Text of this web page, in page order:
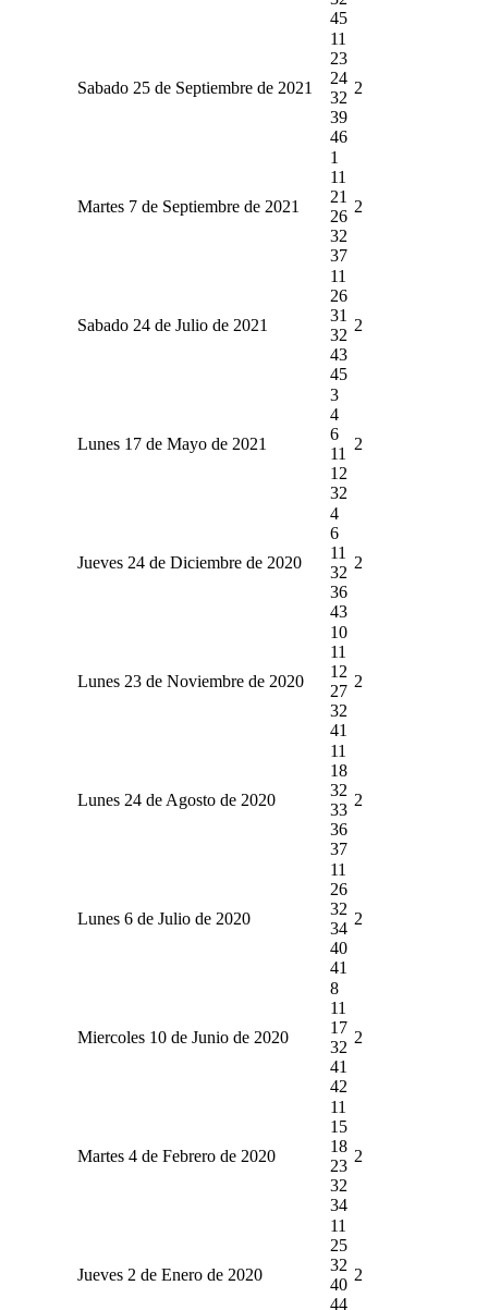
45
Sabado 25 de Septiembre de 2021
11
23
24
32
39
46
2
Martes 7 de Septiembre de 2021
1
11
21
26
32
37
2
Sabado 24 de Julio de 2021
11
26
31
32
43
45
2
Lunes 17 de Mayo de 2021
3
4
6
11
12
32
2
Jueves 24 de Diciembre de 2020
4
6
11
32
36
43
2
Lunes 23 de Noviembre de 2020
10
11
12
27
32
41
2
Lunes 24 de Agosto de 2020
11
18
32
33
36
37
2
Lunes 6 de Julio de 2020
11
26
32
34
40
41
2
Miercoles 10 de Junio de 2020
8
11
17
32
41
42
2
Martes 4 de Febrero de 2020
11
15
18
23
32
34
2
Jueves 2 de Enero de 2020
11
25
32
40
44
2